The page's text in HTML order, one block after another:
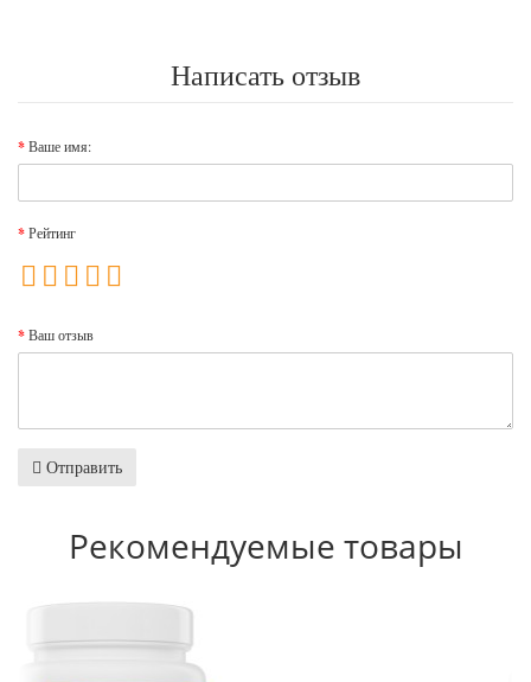
Написать отзыв
Ваше имя:
Рейтинг
Ваш отзыв
Отправить
Рекомендуемые товары